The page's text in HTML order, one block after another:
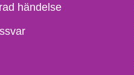
händelse